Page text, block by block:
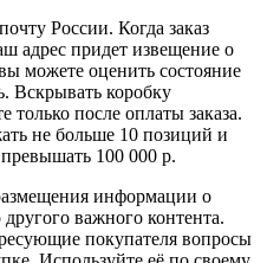
России. Когда заказ
адрес придет извещение о
можете оценить состояние
Вскрывать коробку
только после оплаты заказа.
не больше 10 позиций и
100 000 р.
информации о
важного контента.
покупателя вопросы